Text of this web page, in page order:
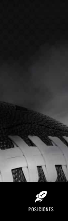
POSICIONES